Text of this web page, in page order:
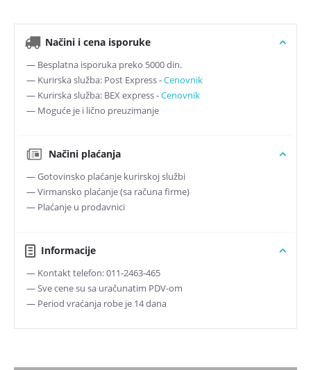
Načini i cena isporuke
— Besplatna isporuka preko 5000 din.
— Kurirska služba: Post Express -Cenovnik
— Kurirska služba: BEX express -Cenovnik
— Moguće je i lično preuzimanje
Načini plaćanja
— Gotovinsko plaćanje kurirskoj službi
— Virmansko plaćanje (sa računa firme)
— Plaćanje u prodavnici
Informacije
— Kontakt telefon: 011-2463-465
— Sve cene su sa uračunatim PDV-om
— Period vraćanja robe je 14 dana